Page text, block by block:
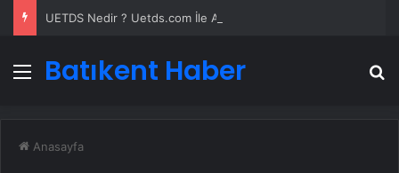
Menü
Batıkent Haber
Anasayfa